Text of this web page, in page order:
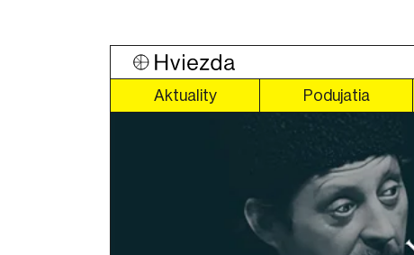
Aktuality Podujatia